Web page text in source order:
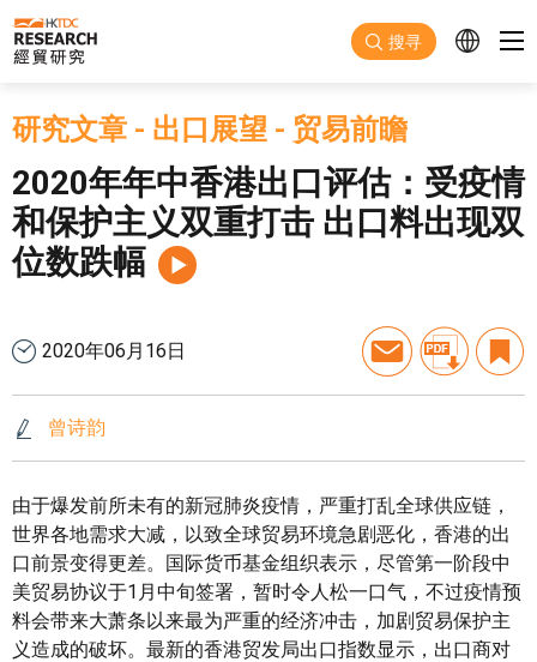
跳至主要内容
搜寻
研究文章 - 出口展望 - 贸易前瞻
2020年年中香港出口评估：受疫情
和保护主义双重打击 出口料出现双
位数跌幅
2020年06月16日
曾诗韵
由于爆发前所未有的新冠肺炎疫情，严重打乱全球供应链，
世界各地需求大减，以致全球贸易环境急剧恶化，香港的出
口前景变得更差。国际货币基金组织表示，尽管第一阶段中
美贸易协议于1月中旬签署，暂时令人松一口气，不过疫情预
料会带来大萧条以来最为严重的经济冲击，加剧贸易保护主
义造成的破坏。最新的香港贸发局出口指数显示，出口商对